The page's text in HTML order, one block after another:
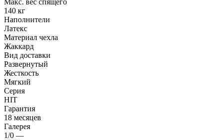
140 кг
Наполнители
Латекс
Материал чехла
Жаккард
Вид доставки
Развернутый
Жесткость
Мягкий
Серия
HIT
Гарантия
18 месяцев
Галерея
1/0 —